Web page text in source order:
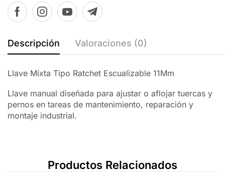
Descripción Valoraciones (0)
Llave Mixta Tipo Ratchet Escualizable 11Mm
Llave manual diseñada para ajustar o aflojar tuercas y
pernos en tareas de mantenimiento, reparación y
montaje industrial.
Productos Relacionados